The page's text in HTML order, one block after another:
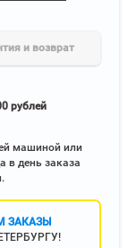
и возврат
рублей
машиной или
в день заказа
ЗАКАЗЫ